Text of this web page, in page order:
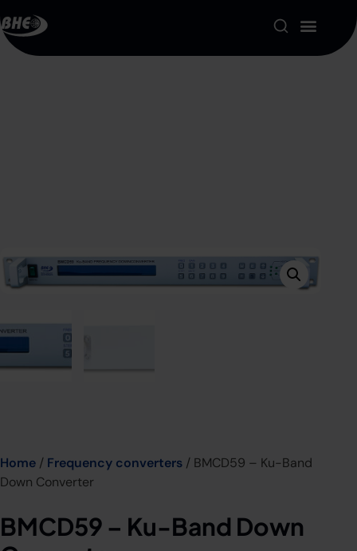
My account
Home / Frequency converters / BMCD59 – Ku-Band
Down Converter
BMCD59 – Ku-Band Down